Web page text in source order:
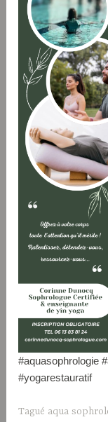
#aquasophrologie
#yogarestauratif
Tagué aqua